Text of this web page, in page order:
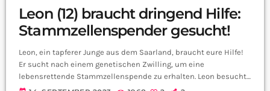
Leon (12) braucht dringend Hilfe:
Stammzellenspender gesucht!
Leon, ein tapferer Junge aus dem Saarland, braucht eure Hilfe!
Er sucht nach einem genetischen Zwilling, um eine
lebensrettende Stammzellenspende zu erhalten. Leon besucht
die 7. Klasse an der Gemeinschaftsschule in Gersheim, und alle